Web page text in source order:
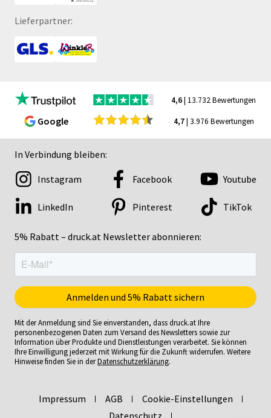
Lieferpartner:
4,6| 13.732 Bewertungen
Google 4,7| 3.976 Bewertungen
In Verbindung bleiben:
5% Rabatt – druck.at Newsletter abonnieren:
Instagram Facebook Youtube
LinkedIn Pinterest TikTok
Mit der Anmeldung sind Sie einverstanden, dass druck.at Ihre
personenbezogenen Daten zum Versand des Newsletters sowie zur
Information über Produkte und Dienstleistungen verarbeitet. Sie können
Ihre Einwilligung jederzeit mit Wirkung für die Zukunft widerrufen. Weitere
Hinweise finden Sie in derDatenschutzerklärung.
Impressum AGB
Cookie-Einstellungen
Datenschutz